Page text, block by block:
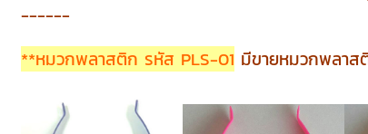
------
**หมวกพลาสติก รหัส PLS-01 มีขายหมวกพลา